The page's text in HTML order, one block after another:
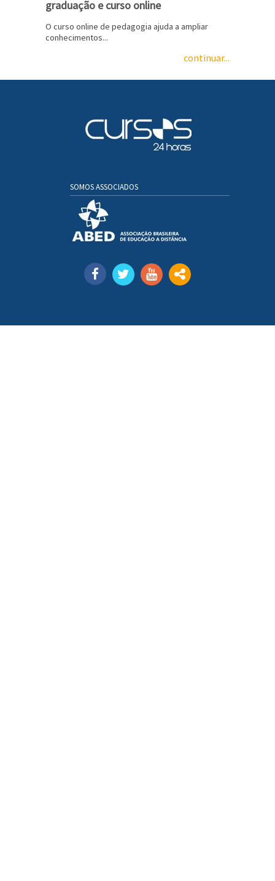
graduação e curso online
O curso online de pedagogia ajuda a ampliar
conhecimentos...
continuar...
SOMOS ASSOCIADOS